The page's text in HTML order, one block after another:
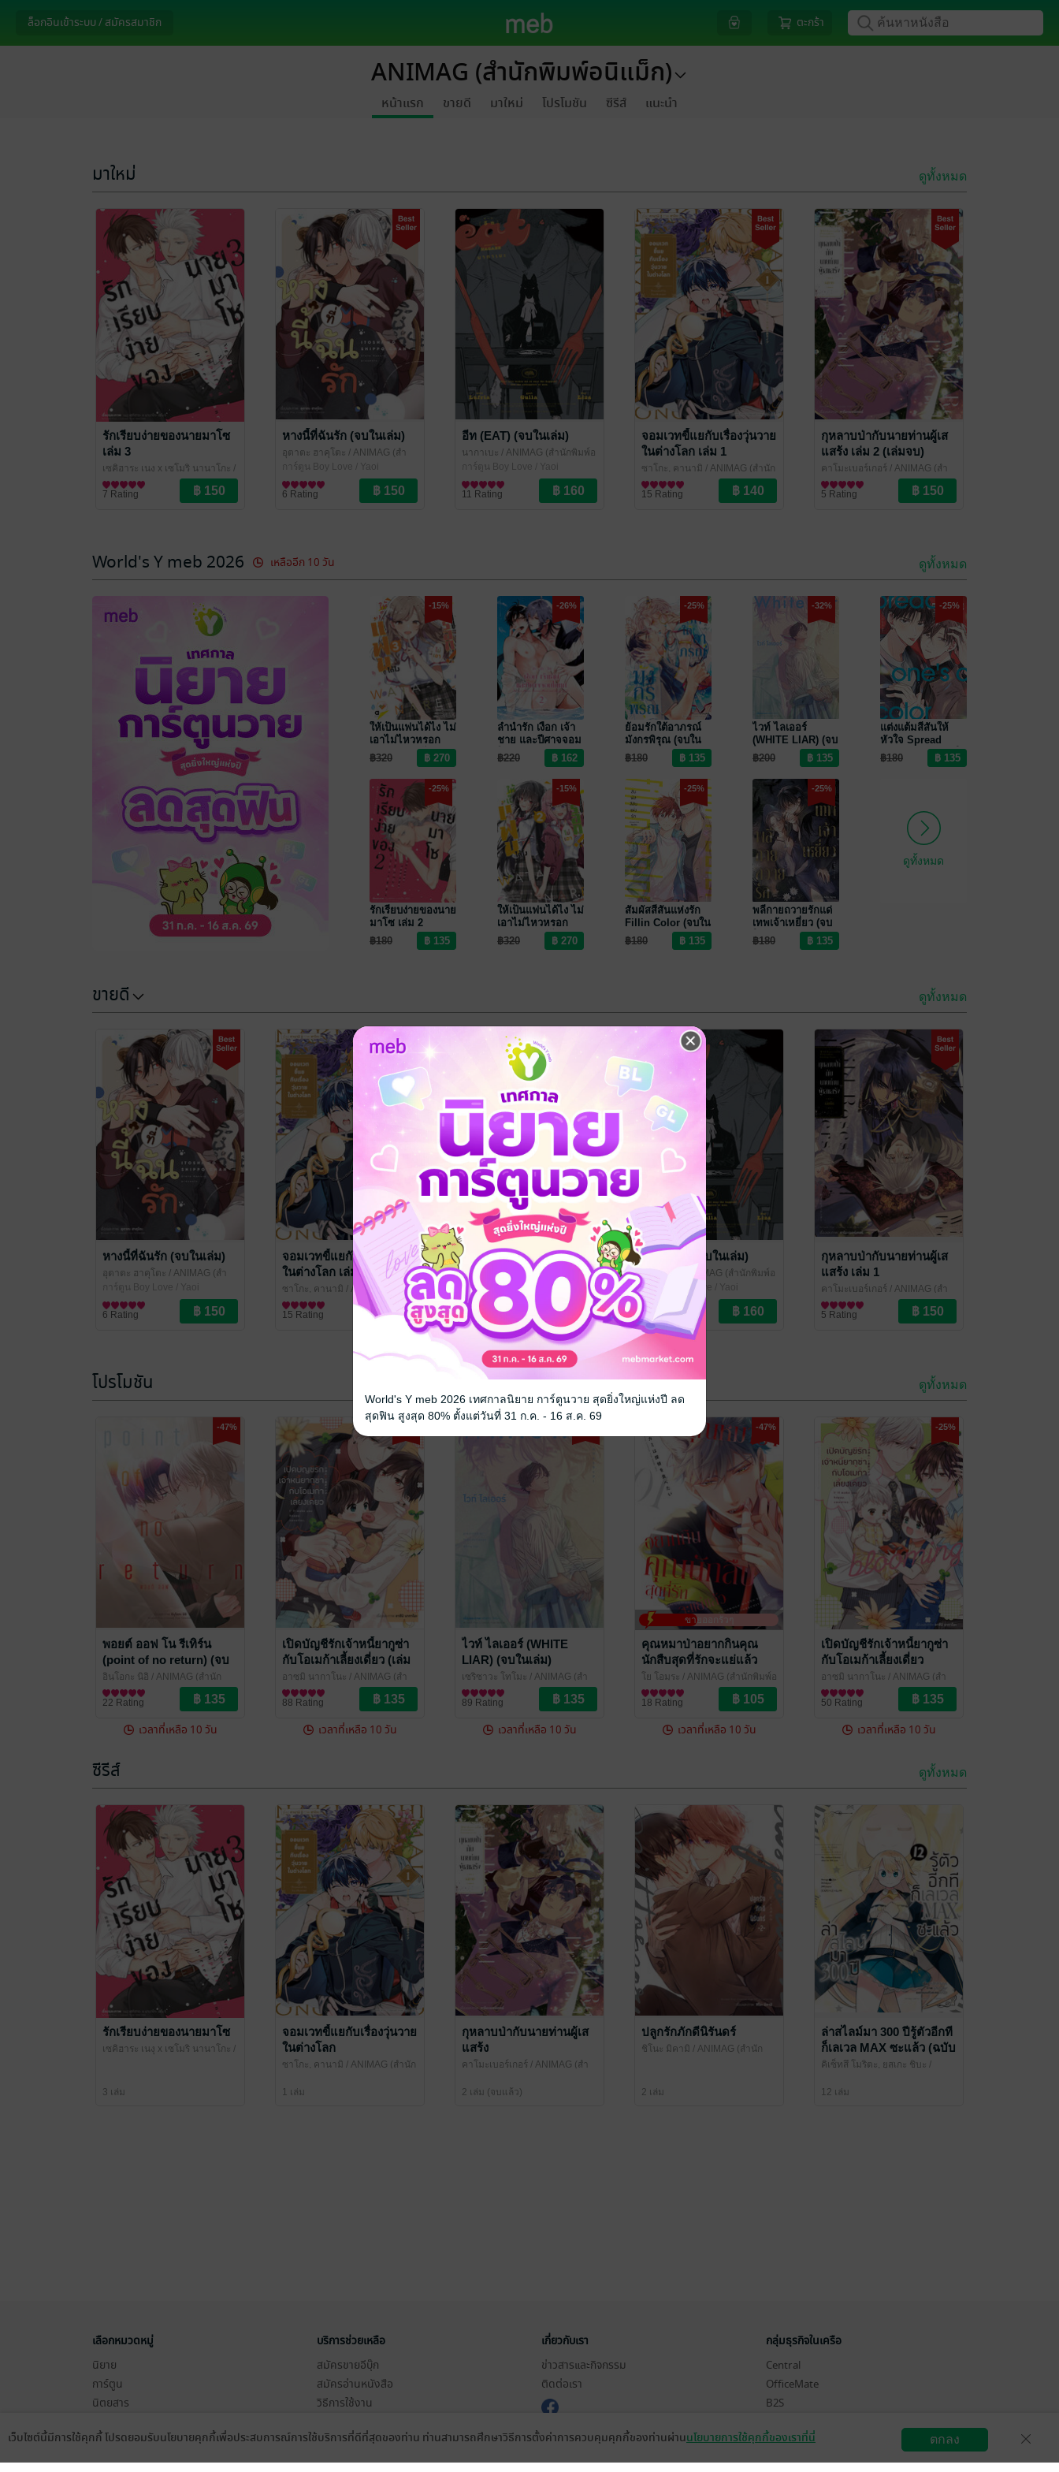
ตะกร้า
ANIMAG (สำนักพิมพ์อนิแม็ก)
หน้าแรก ขายดี มาใหม่ โปรโมชัน ซีรีส์ แนะนำ
มาใหม่ ดูทั้งหมด
รักเรียบง่ายของนายมาโซ
เล่ม 3
เซคิฮาระ เนงุ x เซโมริ นานาโกะ /
ANIMAG (สำนักพิมพ์อนิแม็ก)
การ์ตูน Boy Love / Yaoi
7 Rating
หางนี้ที่ฉันรัก (จบในเล่ม)
อุตาตะ ฮาคุโตะ / ANIMAG (สำ
นักพิมพ์อนิแม็ก)
การ์ตูน Boy Love / Yaoi
6 Rating
อีท (EAT) (จบในเล่ม)
นากาเบะ / ANIMAG (สำนักพิมพ์อ
นิแม็ก)
การ์ตูน Boy Love / Yaoi
11 Rating
จอมเวทขี้แยกับเรื่องวุ่นวาย
ในต่างโลก เล่ม 1
ซาโกะ, คานามิ / ANIMAG (สำนัก
พิมพ์อนิแม็ก)
การ์ตูน Boy Love / Yaoi
15 Rating
กุหลาบป่ากับนายท่านผู้เส
แสร้ง เล่ม 2 (เล่มจบ)
คาโมะเบอร์เกอร์ / ANIMAG (สำ
นักพิมพ์อนิแม็ก)
การ์ตูน Boy Love / Yaoi
5 Rating
World's Y meb 2026 เหลืออีก 10 วัน ดูทั้งหมด
-15%
ให้เป็นแฟนได้ไง ไม่
เอาไม่ไหวหรอก
(※หรือว่าจะไหว
นะ!?) เล่ม 3
฿320
-26%
ลำนำรัก เงือก เจ้า
ชาย และปีศาจจอม
โกหก เล่ม 2
฿220
-25%
ย้อมรักใต้อาภรณ์
มังกรพิรุณ (จบใน
เล่ม)
฿180
-32%
ไวท์ ไลเออร์
(WHITE LIAR) (จบ
ในเล่ม)
฿200
-25%
แต่งแต้มสีสันให้
หัวใจ Spread
one's Color (จบใน
เล่ม)
฿180
-25%
รักเรียบง่ายของนาย
มาโซ เล่ม 2
฿180
-15%
ให้เป็นแฟนได้ไง ไม่
เอาไม่ไหวหรอก
(※หรือว่าจะไหว
นะ!?) เล่ม 2
฿320
-25%
สัมผัสสีสันแห่งรัก
Fillin Color (จบใน
เล่ม)
฿180
-25%
พลีกายถวายรักแด่
เทพเจ้าเหยี่ยว (จบ
ในเล่ม)
฿180
ดูทั้งหมด
ขายดี ดูทั้งหมด
หางนี้ที่ฉันรัก (จบในเล่ม)
อุตาตะ ฮาคุโตะ / ANIMAG (สำ
นักพิมพ์อนิแม็ก)
การ์ตูน Boy Love / Yaoi
6 Rating
จอมเวทขี้แยกับเรื่องวุ่นวาย
ในต่างโลก เล่ม 1
ซาโกะ, คานามิ / ANIMAG (สำนัก
พิมพ์อนิแม็ก)
การ์ตูน Boy Love / Yaoi
15 Rating
พอยต์ ออฟ โน รีเทิร์น
(point of no return) (จบ
ในเล่ม)
อินุโอกะ นิอิ
/ ANIMAG (สำนัก
พิมพ์อนิแม็ก)
การ์ตูน Boy Love / Yaoi
22 Rating
อีท (EAT) (จบในเล่ม)
นากาเบะ
/ ANIMAG (สำนักพิมพ์อ
นิแม็ก)
การ์ตูน Boy Love / Yaoi
11 Rating
กุหลาบป่ากับนายท่านผู้เส
แสร้ง เล่ม 1
คาโมะเบอร์เกอร์ / ANIMAG (สำ
นักพิมพ์อนิแม็ก)
การ์ตูน Boy Love / Yaoi
5 Rating
โปรโมชัน ดูทั้งหมด
-47%
พอยต์ ออฟ โน รีเทิร์น
(point of no return) (จบ
ในเล่ม)
อินุโอกะ นิอิ / ANIMAG (สำนัก
พิมพ์อนิแม็ก)
การ์ตูน Boy Love / Yaoi
22 Rating
เวลาที่เหลือ 10 วัน
เปิดบัญชีรักเจ้าหนี้ยากูซ่า
กับโอเมก้าเลี้ยงเดี่ยว (เล่ม
เดียวจบ)
อาซุมิ นากาโนะ / ANIMAG (สำ
นักพิมพ์อนิแม็ก)
การ์ตูน Boy Love / Yaoi
88 Rating
เวลาที่เหลือ 10 วัน
ไวท์ ไลเออร์ (WHITE
LIAR) (จบในเล่ม)
เซริซาวะ โทโมะ / ANIMAG (สำ
นักพิมพ์อนิแม็ก)
การ์ตูน Boy Love / Yaoi
89 Rating
เวลาที่เหลือ 10 วัน
-47%
ขายออกรัวๆ
คุณหมาป่าอยากกินคุณ
นักสืบสุดที่รักจะแย่แล้ว
เล่ม 1
โย โอมุระ / ANIMAG (สำนักพิมพ์อ
นิแม็ก)
การ์ตูน Boy Love / Yaoi
18 Rating
เวลาที่เหลือ 10 วัน
-25%
เปิดบัญชีรักเจ้าหนี้ยากูซ่า
กับโอเมก้าเลี้ยงเดี่ยว
Blooming (เล่มเดียวจบ)
อาซุมิ นากาโนะ / ANIMAG (สำ
นักพิมพ์อนิแม็ก)
การ์ตูน Boy Love / Yaoi
50 Rating
เวลาที่เหลือ 10 วัน
ซีรีส์ ดูทั้งหมด
รักเรียบง่ายของนายมาโซ
เซคิฮาระ เนงุ x เซโมริ นานาโกะ /
3 เล่ม
จอมเวทขี้แยกับเรื่องวุ่นวาย
ในต่างโลก
ซาโกะ, คานามิ / ANIMAG (สำนัก
1 เล่ม
กุหลาบป่ากับนายท่านผู้เส
แสร้ง
คาโมะเบอร์เกอร์ / ANIMAG (สำ
2 เล่ม (จบแล้ว)
ปลูกรักภักดีนิรันดร์
ชิโนะ มิคามิ / ANIMAG (สำนัก
2 เล่ม
ล่าสไลม์มา 300 ปีรู้ตัวอีกที
ก็เลเวล MAX ซะแล้ว (ฉบับ
การ์ตูน)
คิเซ็ทสึ โมริตะ, ยูสุเกะ ชิบะ /
12 เล่ม
เลือกหมวดหมู่
นิยาย
การ์ตูน
นิตยสาร
หนังสือเสียง
บุฟเฟต์
บริการช่วยเหลือ
สมัครขายอีบุ๊ก
สมัครอ่านหนังสือ
วิธีการใช้งาน
Stamp คืออะไร?
Gift Code คืออะไร?
เกี่ยวกับเรา
ข่าวสารและกิจกรรม
ติดต่อเรา
กลุ่มธุรกิจในเครือ
Central
OfficeMate
B2S
Supersports
Tops
สมัครขายอีบุ๊ก วิธีการใช้งาน
เว็บไซต์นี้มีการใช้คุกกี้ โปรดยอมรับนโยบายคุกกี้เพื่อประสบการณ์การใช้บริการที่ดีที่สุดของท่าน ท่านสามารถศึกษาวิธีการตั้งค่าการควบคุมคุกกี้ของท่านผ่านนโยบายการใช้คุกกี้ของเราที่นี่ ตกลง
World's Y meb 2026 เทศกาลนิยาย การ์ตูนวาย สุดยิ่งใหญ่แห่งปี ลด
สุดฟิน สูงสุด 80% ตั้งแต่วันที่ 31 ก.ค. - 16 ส.ค. 69